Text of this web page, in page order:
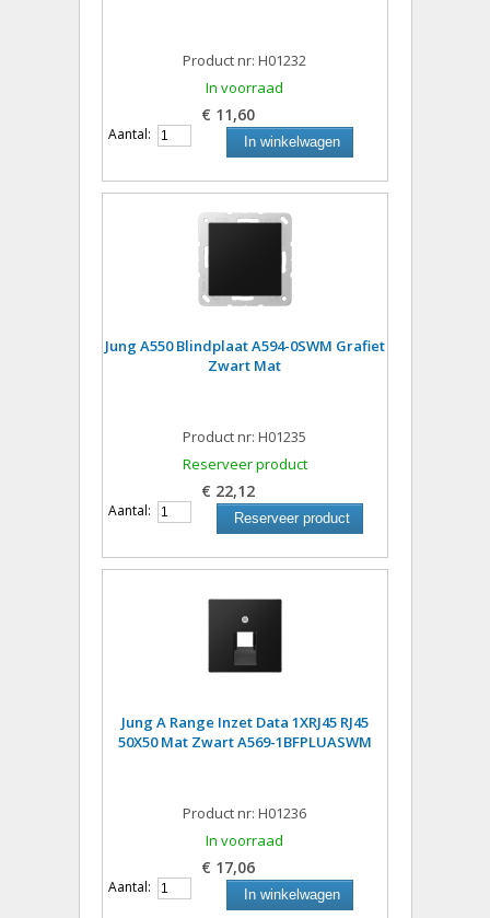
Product nr: H01232
In voorraad
€ 11,60
Aantal: In winkelwagen
Jung A550 Blindplaat A594-0SWM Grafiet
Zwart Mat
Product nr: H01235
Reserveer product
€ 22,12
Aantal: Reserveer product
Jung A Range Inzet Data 1XRJ45 RJ45
50X50 Mat Zwart A569-1BFPLUASWM
Product nr: H01236
In voorraad
€ 17,06
Aantal: In winkelwagen